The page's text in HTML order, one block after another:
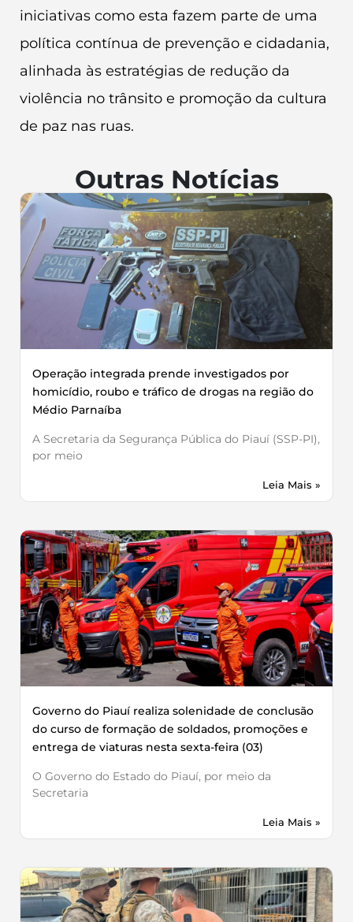
iniciativas como esta fazem parte de uma
política contínua de prevenção e cidadania,
alinhada às estratégias de redução da
violência no trânsito e promoção da cultura
de paz nas ruas.
Outras Notícias
Operação integrada prende investigados por
homicídio, roubo e tráfico de drogas na região do
Médio Parnaíba
A Secretaria da Segurança Pública do Piauí (SSP-PI),
por meio
Leia Mais »
Governo do Piauí realiza solenidade de conclusão
do curso de formação de soldados, promoções e
entrega de viaturas nesta sexta-feira (03)
O Governo do Estado do Piauí, por meio da
Secretaria
Leia Mais »